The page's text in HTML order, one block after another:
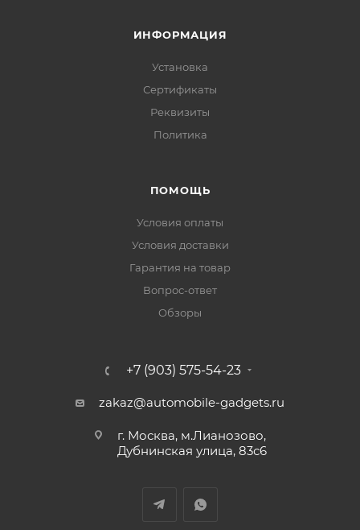
ИНФОРМАЦИЯ
Установка
Сертификаты
Реквизиты
Политика
ПОМОЩЬ
Условия оплаты
Условия доставки
Гарантия на товар
Вопрос-ответ
Обзоры
+7 (903) 575-54-23
zakaz@automobile-gadgets.ru
г. Москва, м.Лианозово,
Дубнинская улица, 83с6